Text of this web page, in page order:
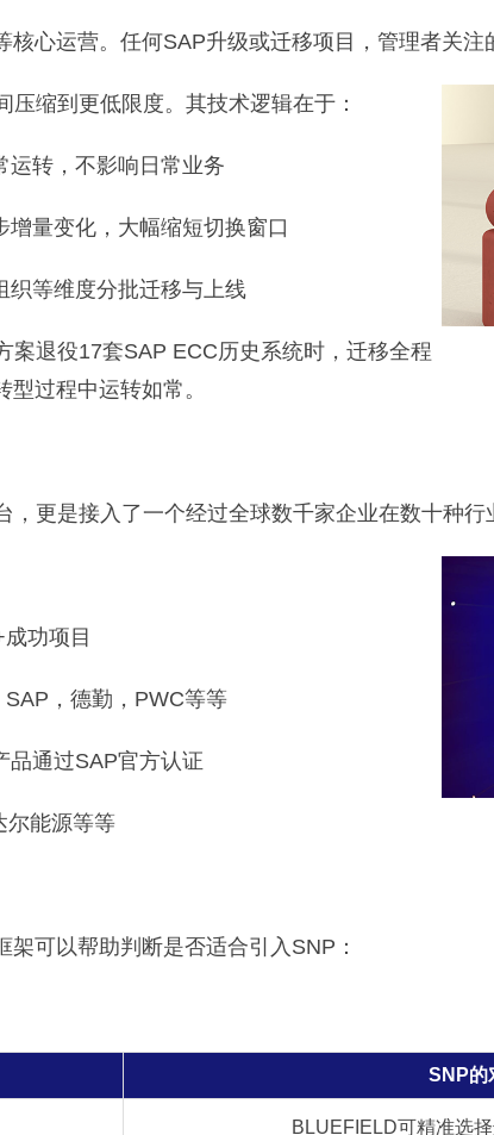
心运营。任何SAP升级或迁移项目，管理者关
缩到更低限度。其技术逻辑在于：
运转，不影响日常业务
量变化，大幅缩短切换窗口
织等维度分批迁移与上线
案退役17套SAP ECC历史系统时，迁移全程
过程中运转如常。
，更是接入了一个经过全球数千家企业在数十种
功项目
，德勤，PWC等等
品通过SAP官方认证
尔能源等等
可以帮助判断是否适合引入SNP：
SNP的
BLUEFIELD可精准选